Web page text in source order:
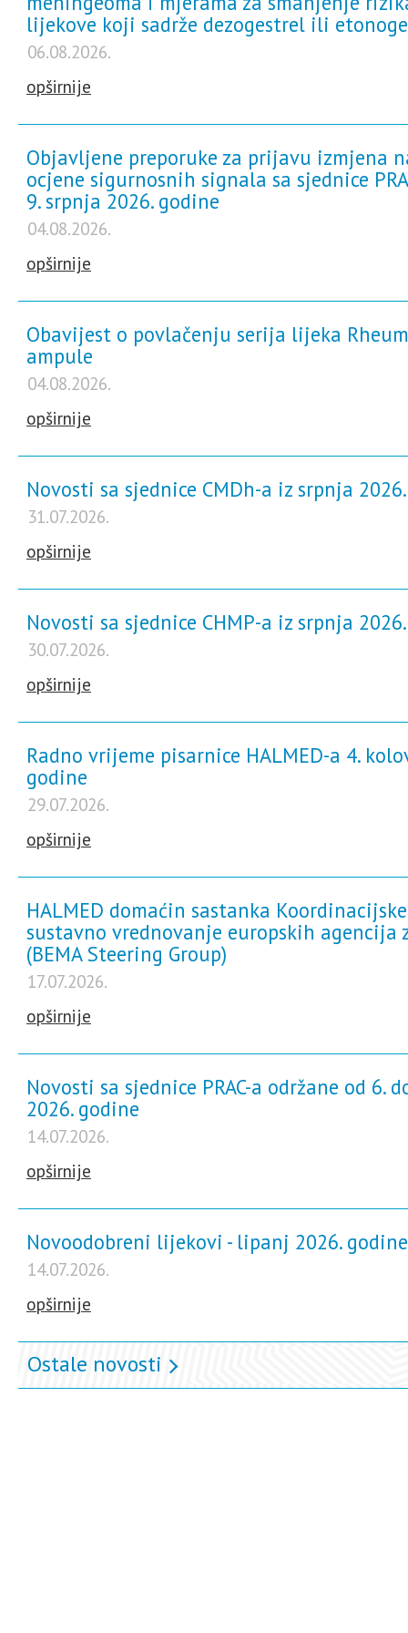
za samotestiranje
Sve informacije i novosti
lijekove koji sadrže dezogestrel ili
06.08.2026.
opširnije
Objavljene preporuke za prijavu izmjena
ocjene sigurnosnih signala sa sjednice
9. srpnja 2026. godine
04.08.2026.
opširnije
Obavijest o povlačenju serija lijeka
ampule
04.08.2026.
opširnije
Novosti sa sjednice CMDh-a iz srpnja
31.07.2026.
opširnije
Novosti sa sjednice CHMP-a iz srpnja
30.07.2026.
opširnije
Radno vrijeme pisarnice HALMED-a 4.
godine
29.07.2026.
opširnije
HALMED domaćin sastanka
sustavno vrednovanje europskih agencija
(BEMA Steering Group)
17.07.2026.
opširnije
Novosti sa sjednice PRAC-a održane od 6.
2026. godine
14.07.2026.
opširnije
Novoodobreni lijekovi - lipanj 2026. godine
14.07.2026.
opširnije
Ostale novosti